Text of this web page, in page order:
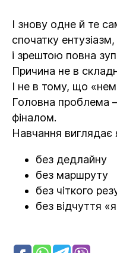
І знову одне й те
спочатку
і зрештою повна
Причина не в
І не в тому, що
Головна проблема
фіналом.
Навчання виглядає
без дедлайну
без маршруту
без чіткого
без відчуття